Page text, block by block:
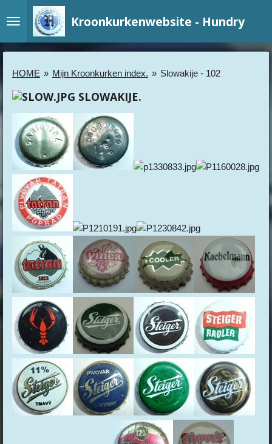
direct
naar
hoofdinhoud
Kroonkurkenwebsite - Hundry
HOME » Mijn Kroonkurken index. » Slowakije - 102
SLOWAKIJE.